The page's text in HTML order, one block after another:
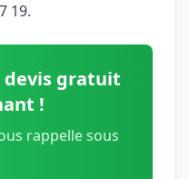
19.
devis gratuit
!
rappelle sous